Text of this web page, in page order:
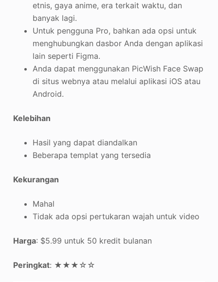
etnis, gaya anime, era terkait waktu, dan
banyak lagi.
Untuk pengguna Pro, bahkan ada opsi untuk
menghubungkan dasbor Anda dengan aplikasi
lain seperti Figma.
Anda dapat menggunakan PicWish Face Swap
di situs webnya atau melalui aplikasi iOS atau
Android.
Kelebihan
Hasil yang dapat diandalkan
Beberapa templat yang tersedia
Kekurangan
Mahal
Tidak ada opsi pertukaran wajah untuk video
Harga: $5.99 untuk 50 kredit bulanan
Peringkat: ★★★☆☆